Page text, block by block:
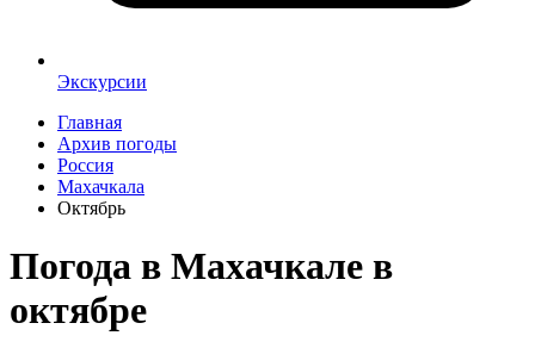
Экскурсии
Главная
Архив погоды
Россия
Махачкала
Октябрь
Погода в Махачкале в
октябре